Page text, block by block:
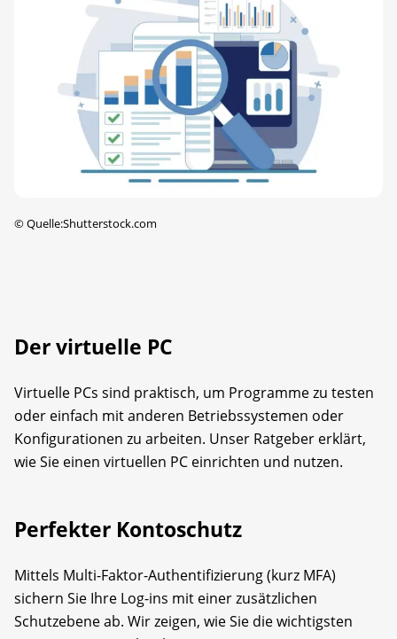
©Quelle:Shutterstock.com
Der virtuelle PC
Virtuelle PCs sind praktisch, um Programme zu testen
oder einfach mit anderen Betriebssystemen oder
Konfigurationen zu arbeiten. Unser Ratgeber erklärt,
wie Sie einen virtuellen PC einrichten und nutzen.
Perfekter Kontoschutz
Mittels Multi-Faktor-Authentifizierung (kurz MFA)
sichern Sie Ihre Log-ins mit einer zusätzlichen
Schutzebene ab. Wir zeigen, wie Sie die wichtigsten